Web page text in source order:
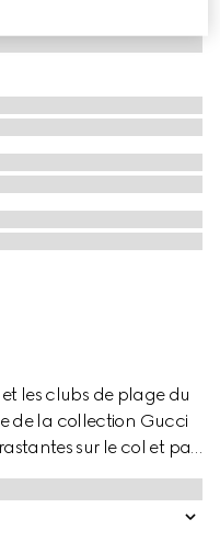
les clubs de plage du
de la collection Gucci
sur le col et par
de coton bleu marine
de Gucci.